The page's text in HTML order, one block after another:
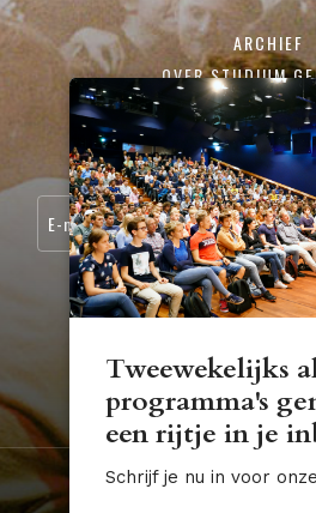
ARCHIEF
OVER STUDIUM
CONTACT
SCHRIJF JE IN VOOR
Nederland
Tweewekelijks
programma's
een rijtje in je
Schrijf je nu in voor